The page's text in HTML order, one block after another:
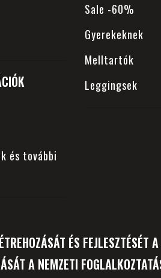
és további
Sale -60%
Gyerekeknek
Melltartók
Leggingsek
ÉS FEJLESZTÉSÉT
A NEMZETI